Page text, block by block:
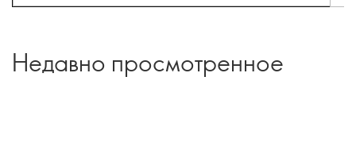
Недавно просмотренное